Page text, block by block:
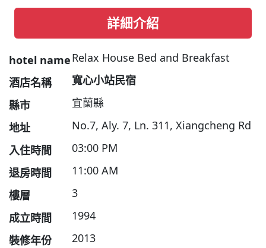
詳細介紹
hotel nameRelax House Bed and Breakfast
酒店名稱
寬心小站民宿
縣市
宜蘭縣
地址
No.7, Aly. 7, Ln. 311, Xiangcheng Rd
入住時間
03:00 PM
退房時間
11:00 AM
樓層
3
成立時間
1994
裝修年份
2013